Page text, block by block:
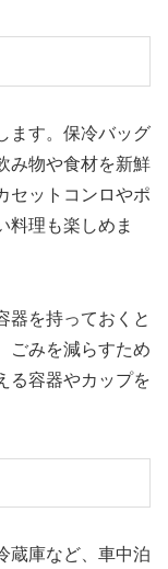
ます。保冷バッグ
み物や食材を新鮮
セットコンロやポ
料理も楽しめま
器を持っておくと
ごみを減らすため
る容器やカップを
蔵庫など、車中泊